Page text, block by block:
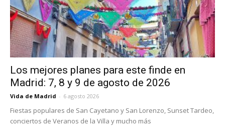
Los mejores planes para este finde en
Madrid: 7, 8 y 9 de agosto de 2026
Vida de Madrid - 6 agosto 2026
Fiestas populares de San Cayetano y San Lorenzo, Sunset Tardeo,
conciertos de Veranos de la Villa y mucho más